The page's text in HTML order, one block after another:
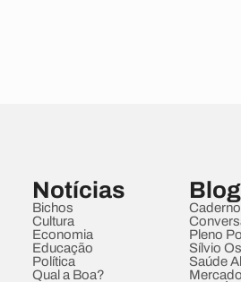
Notícias
Bichos
Cultura
Economia
Educação
Política
Qual a Boa?
Pleno
Sílvio
Saúde